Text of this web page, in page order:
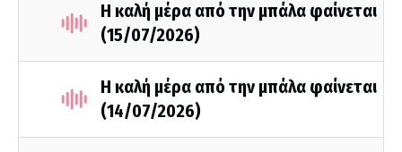
Η καλή μέρα από την μπάλα φαίνεται
(15/07/2026)
Η καλή μέρα από την μπάλα φαίνεται
(14/07/2026)